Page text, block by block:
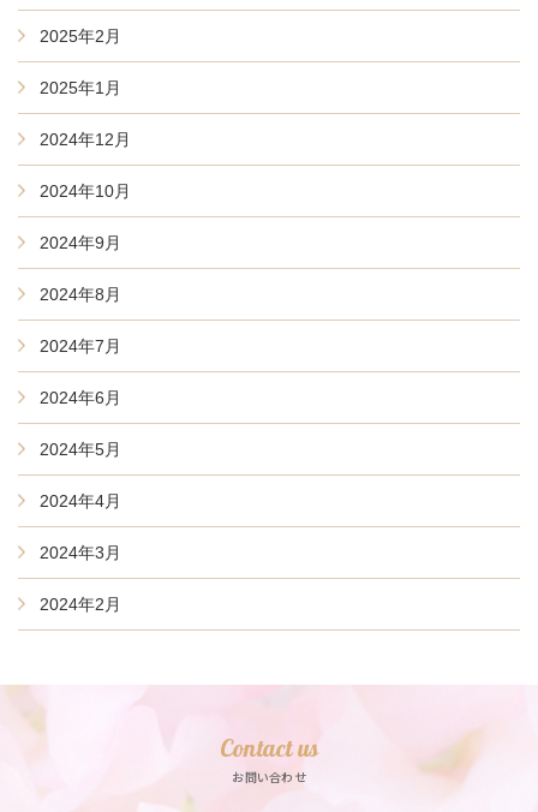
2025年2月
2025年1月
2024年12月
2024年10月
2024年9月
2024年8月
2024年7月
2024年6月
2024年5月
2024年4月
2024年3月
2024年2月
Contact us
お問い合わせ